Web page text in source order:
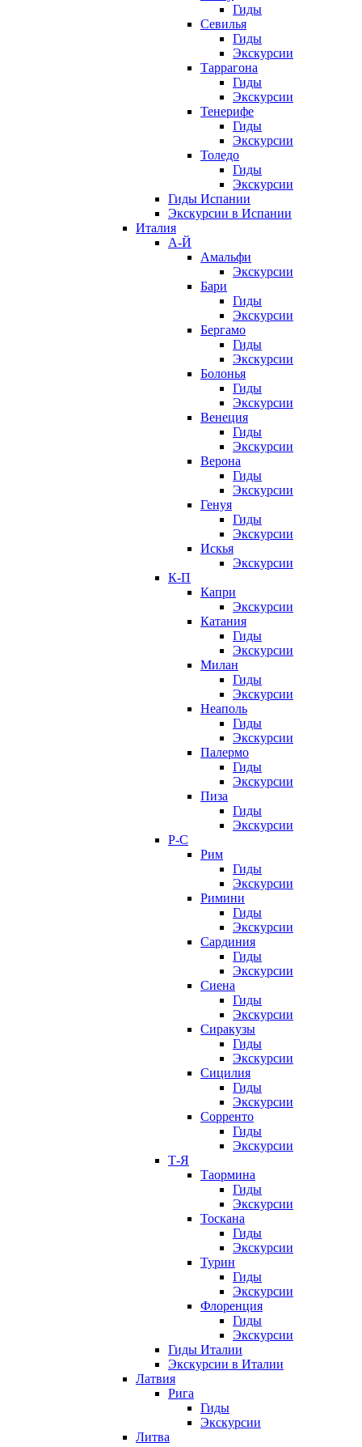
Гиды
Севилья
Гиды
Экскурсии
Таррагона
Гиды
Экскурсии
Тенерифе
Гиды
Экскурсии
Толедо
Гиды
Экскурсии
Гиды Испании
Экскурсии в Испании
Италия
А-Й
Амальфи
Экскурсии
Бари
Гиды
Экскурсии
Бергамо
Гиды
Экскурсии
Болонья
Гиды
Экскурсии
Венеция
Гиды
Экскурсии
Верона
Гиды
Экскурсии
Генуя
Гиды
Экскурсии
Искья
Экскурсии
К-П
Капри
Экскурсии
Катания
Гиды
Экскурсии
Милан
Гиды
Экскурсии
Неаполь
Гиды
Экскурсии
Палермо
Гиды
Экскурсии
Пиза
Гиды
Экскурсии
Р-С
Рим
Гиды
Экскурсии
Римини
Гиды
Экскурсии
Сардиния
Гиды
Экскурсии
Сиена
Гиды
Экскурсии
Сиракузы
Гиды
Экскурсии
Сицилия
Гиды
Экскурсии
Сорренто
Гиды
Экскурсии
Т-Я
Таормина
Гиды
Экскурсии
Тоскана
Гиды
Экскурсии
Турин
Гиды
Экскурсии
Флоренция
Гиды
Экскурсии
Гиды Италии
Экскурсии в Италии
Латвия
Рига
Гиды
Экскурсии
Литва